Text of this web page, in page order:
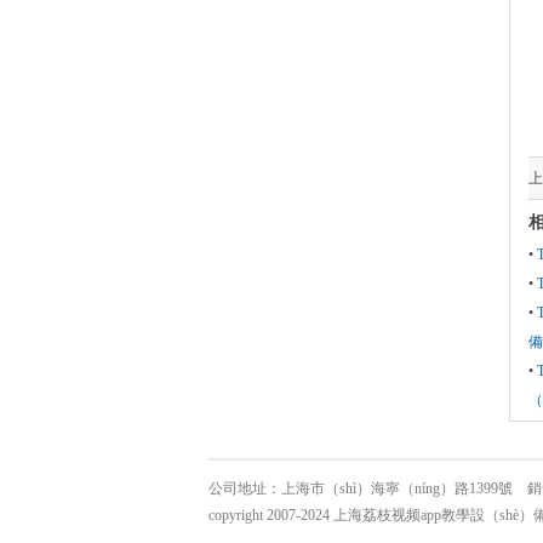
•
•
•
備
•
公司地址：上海市（shì）海寧（níng）路1399號 銷
copyright 2007-2024 上海荔枝视频app教學設（shè